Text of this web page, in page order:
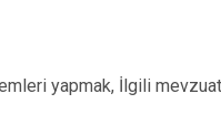
yapmak, İlgili